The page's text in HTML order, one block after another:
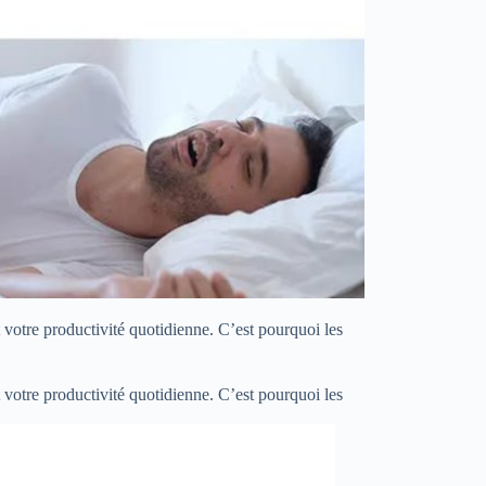
productivité quotidienne. C’est pourquoi les
productivité quotidienne. C’est pourquoi les